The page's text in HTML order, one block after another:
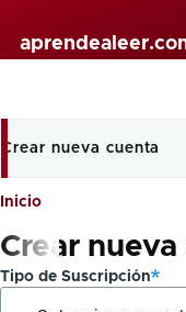
Solapas
principales
Crear nueva cuenta
Sobrescribir
enlaces
de
Inicio
Crear
Tipo de Suscripción